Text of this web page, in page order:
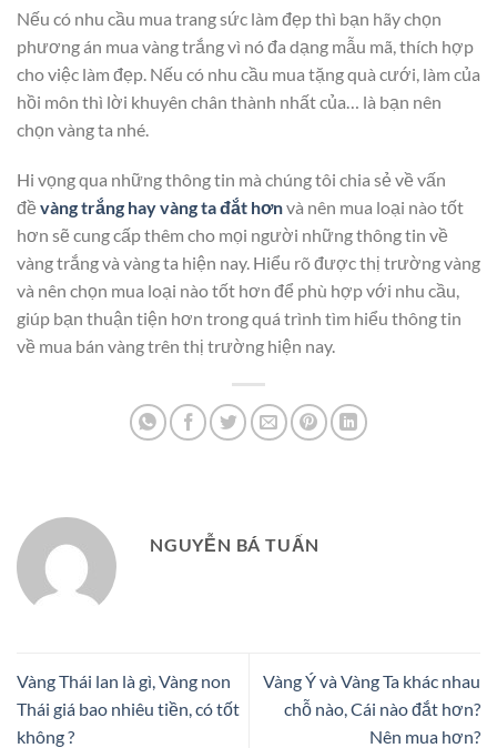
Nếu có nhu cầu mua trang sức làm đẹp thì bạn hãy chọn
phương án mua vàng trắng vì nó đa dạng mẫu mã, thích hợp
cho việc làm đẹp. Nếu có nhu cầu mua tặng quà cưới, làm của
hồi môn thì lời khuyên chân thành nhất của… là bạn nên
chọn vàng ta nhé.
Hi vọng qua những thông tin mà chúng tôi chia sẻ về vấn
đề vàng trắng hay vàng ta đắt hơnvà nên mua loại nào tốt
hơn sẽ cung cấp thêm cho mọi người những thông tin về
vàng trắng và vàng ta hiện nay. Hiểu rõ được thị trường vàng
và nên chọn mua loại nào tốt hơn để phù hợp với nhu cầu,
giúp bạn thuận tiện hơn trong quá trình tìm hiểu thông tin
về mua bán vàng trên thị trường hiện nay.
NGUYỄN BÁ TUẤN
Vàng Thái lan là gì, Vàng non
Thái giá bao nhiêu tiền, có tốt
không ?
Vàng Ý và Vàng Ta khác nhau
chỗ nào, Cái nào đắt hơn?
Nên mua hơn?